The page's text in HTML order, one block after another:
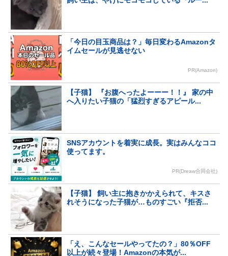
「今日の目玉商品は？」毎日変わるAmazonタ
イムセールが見逃せない
PR(Amazon)
【子猫】 『お腹へったよーーー！！』 家の中
へ入りたい子猫の「猛烈すぎるアピール...
SNSアカウントを着実に成長。実はみんなココ
使ってます。
PR(Dreaw合同会社)
【子猫】 飼い主に抱きかかえられて、キスさ
れそうになった子猫が…ものすごい『拒否...
「え、こんなセールやってたの？」80％OFF
以上が続々登場！Amazonの本気が...